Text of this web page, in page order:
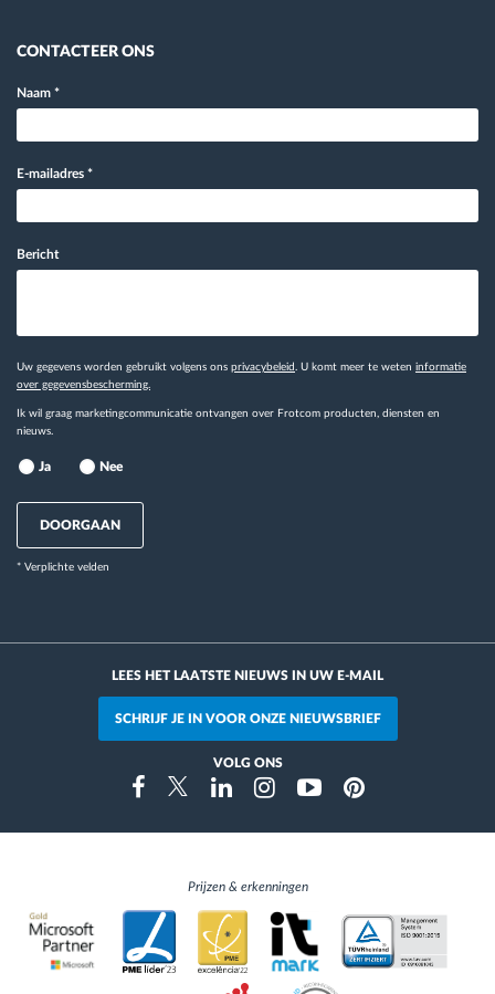
CONTACTEER ONS
Naam *
E-mailadres *
Bericht
Uw gegevens worden gebruikt volgens ons privacybeleid . U komt meer te weten informatie
over gegevensbescherming.
Ik wil graag marketingcommunicatie ontvangen over Frotcom producten, diensten en
nieuws.
Ja Nee
DOORGAAN
* Verplichte velden
LEES HET LAATSTE NIEUWS IN UW E-MAIL
SCHRIJF JE IN VOOR ONZE NIEUWSBRIEF
VOLG ONS
FacebookTwitterLinkedinInstragramYoutubePinterest
Prijzen & erkenningen